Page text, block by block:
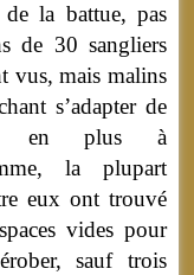
la battue, pas
de 30 sangliers
vus, mais malins
s’adapter de
en plus à
la plupart
eux ont trouvé
vides pour
sauf trois